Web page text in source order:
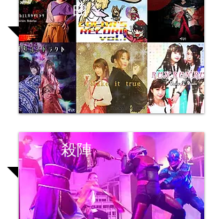
曲
殺陣